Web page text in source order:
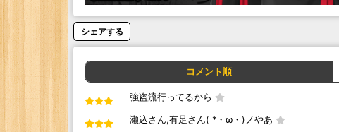
シェアする
コメント順
強盗流行ってるから
瀬込さん,有足さん( *・ω・)ノやあ